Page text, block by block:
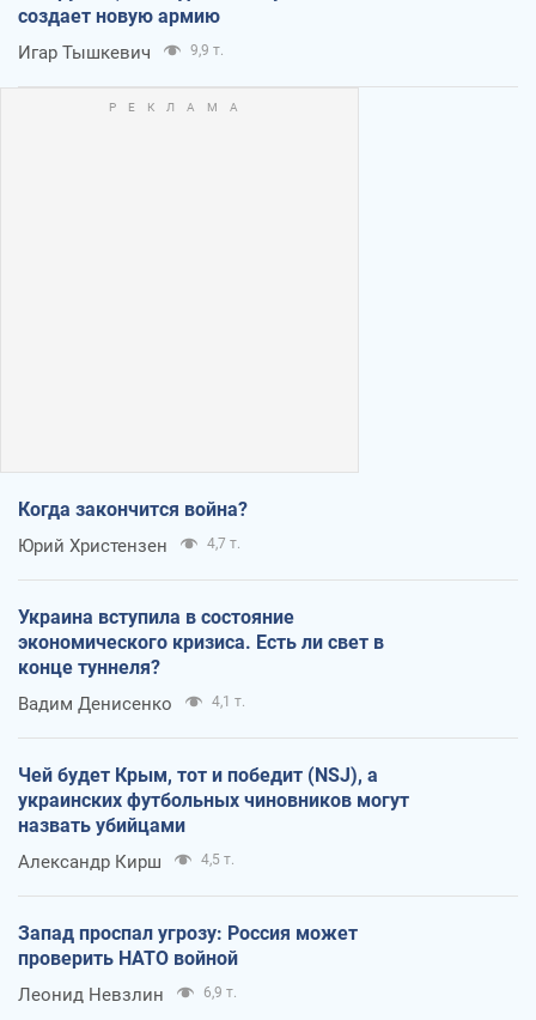
создает новую армию
Игар Тышкевич 9,9 т.
Когда закончится война?
Юрий Христензен 4,7 т.
Украина вступила в состояние
экономического кризиса. Есть ли свет в
конце туннеля?
Вадим Денисенко 4,1 т.
Чей будет Крым, тот и победит (NSJ), а
украинских футбольных чиновников могут
назвать убийцами
Александр Кирш 4,5 т.
Запад проспал угрозу: Россия может
проверить НАТО войной
Леонид Невзлин 6,9 т.